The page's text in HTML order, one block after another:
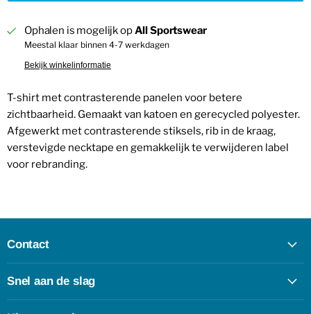
Ophalen is mogelijk opAll Sportswear
Meestal klaar binnen 4-7 werkdagen
Bekijk winkelinformatie
T-shirt met contrasterende panelen voor betere
zichtbaarheid. Gemaakt van katoen en gerecycled polyester.
Afgewerkt met contrasterende stiksels, rib in de kraag,
verstevigde necktape en gemakkelijk te verwijderen label
voor rebranding.
Contact
Snel aan de slag